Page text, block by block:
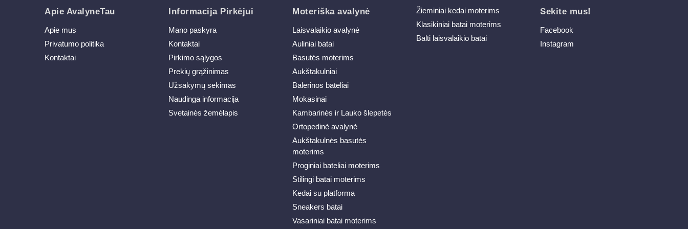
Apie AvalyneTau
Apie mus
Privatumo politika
Kontaktai
Informacija Pirkėjui
Mano paskyra
Kontaktai
Pirkimo sąlygos
Prekių grąžinimas
Užsakymų sekimas
Naudinga informacija
Svetainės žemėlapis
Moteriška avalynė
Laisvalaikio avalynė
Auliniai batai
Basutės moterims
Aukštakulniai
Balerinos bateliai
Mokasinai
Kambarinės ir Lauko šlepetės
Ortopedinė avalynė
Aukštakulnės basutės
moterims
Proginiai bateliai moterims
Stilingi batai moterims
Kedai su platforma
Sneakers batai
Vasariniai batai moterims
Žieminiai kedai moterims
Klasikiniai batai moterims
Balti laisvalaikio batai
Sekite mus!
Facebook
Instagram